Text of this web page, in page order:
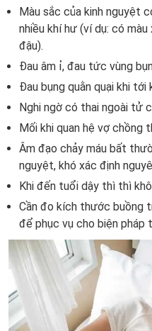
Màu sắc của kinh nguyệt
nhiều khí hư (ví dụ: có
đậu).
Đau âm ỉ, đau tức vùng
Đau bụng quằn quại khi tới
Nghi ngờ có thai ngoài tử
Mối khi quan hệ vợ chồng
Âm đạo chảy máu bất
nguyệt, khó xác định
Khi đến tuổi dậy thì thì
Cần đo kích thước buồng
để phục vụ cho biện pháp